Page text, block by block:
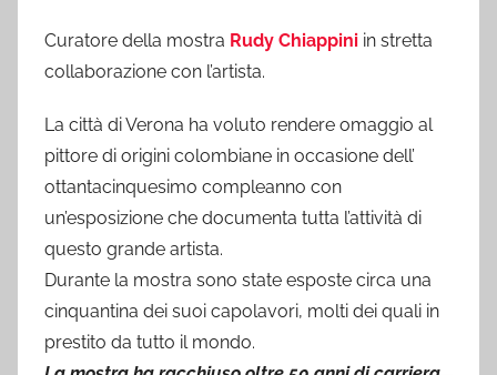
Curatore della mostra Rudy Chiappini in stretta
collaborazione con l’artista.
La città di Verona ha voluto rendere omaggio al
pittore di origini colombiane in occasione dell’
ottantacinquesimo compleanno con
un’esposizione che documenta tutta l’attività di
questo grande artista.
Durante la mostra sono state esposte circa una
cinquantina dei suoi capolavori, molti dei quali in
prestito da tutto il mondo.